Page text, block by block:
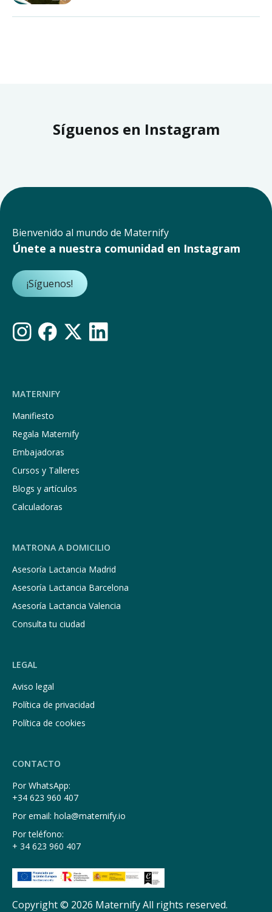
Síguenos en Instagram
Bienvenido al mundo de Maternify
Únete a nuestra comunidad en Instagram
¡Síguenos!
MATERNIFY
Manifiesto
Regala Maternify
Embajadoras
Cursos y Talleres
Blogs y artículos
Calculadoras
MATRONA A DOMICILIO
Asesoría Lactancia Madrid
Asesoría Lactancia Barcelona
Asesoría Lactancia Valencia
Consulta tu ciudad
LEGAL
Aviso legal
Política de privacidad
Política de cookies
CONTACTO
Por WhatsApp:
+34 623 960 407
Por email: hola@maternify.io
Por teléfono:
+ 34 623 960 407
Copyright © 2026 Maternify All rights reserved.